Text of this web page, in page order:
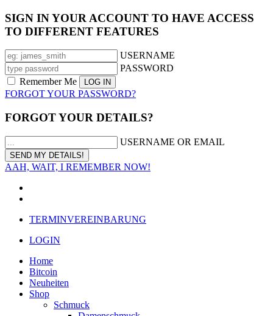
SIGN IN YOUR ACCOUNT TO HAVE ACCESS
TO DIFFERENT FEATURES
USERNAME
PASSWORD
Remember Me
FORGOT YOUR PASSWORD?
FORGOT YOUR DETAILS?
USERNAME OR EMAIL
AAH, WAIT, I REMEMBER NOW!
TERMINVEREINBARUNG
LOGIN
Home
Bitcoin
Neuheiten
Shop
Schmuck